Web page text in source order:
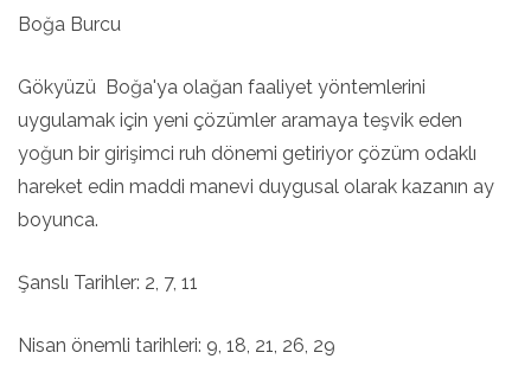
Boğa Burcu
Gökyüzü Boğa'ya olağan faaliyet yöntemlerini
uygulamak için yeni çözümler aramaya teşvik eden
yoğun bir girişimci ruh dönemi getiriyor çözüm odaklı
hareket edin maddi manevi duygusal olarak kazanın ay
boyunca.
Şanslı Tarihler: 2, 7, 11
Nisan önemli tarihleri: 9, 18, 21, 26, 29